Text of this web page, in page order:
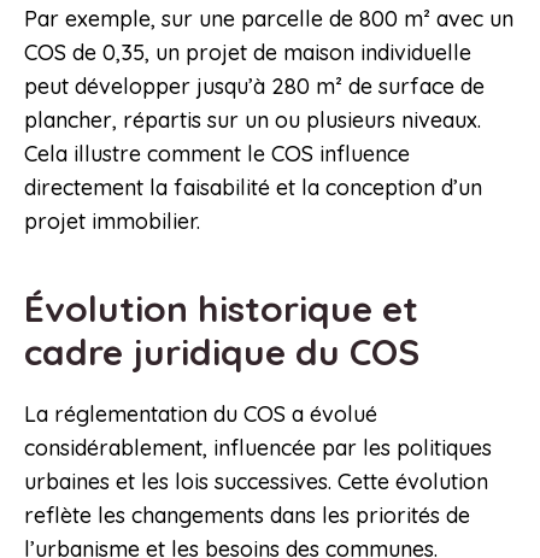
Par exemple, sur une parcelle de 800 m² avec un
COS de 0,35, un projet de maison individuelle
peut développer jusqu’à 280 m² de surface de
plancher, répartis sur un ou plusieurs niveaux.
Cela illustre comment le COS influence
directement la faisabilité et la conception d’un
projet immobilier.
Évolution historique et
cadre juridique du COS
La réglementation du COS a évolué
considérablement, influencée par les politiques
urbaines et les lois successives. Cette évolution
reflète les changements dans les priorités de
l’urbanisme et les besoins des communes.